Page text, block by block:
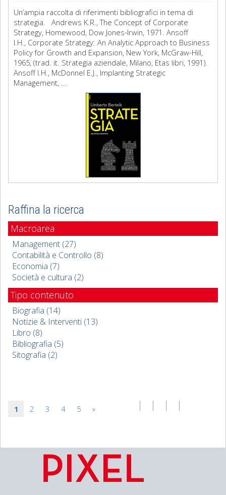
Un’ampia raccolta di riferimenti bibliografici in tema di
strategia. Andrews K.R., The Concept of Corporate
Strategy, Homewood, Dow Jones-Irwin, 1971. Ansoff
I.H., Corporate Strategy: An Analytic Approach to Business
Policy for Growth and Expansion, New York, McGraw-Hill,
1965, (trad. it. Strategia aziendale, Milano, Etas libri, 1991).
Ansoff I.H., McDonnel E.J., Implanting Strategic
Management, ...
Raffina la ricerca
Macroarea
Management (27)
Contabilità e Controllo (8)
Economia (7)
Società e cultura (2)
Tipo contenuto
Biografia (14)
Notizie & Interventi (13)
Libro (8)
Bibliografia (5)
Sitografia (2)
1 2 3 4 5 »